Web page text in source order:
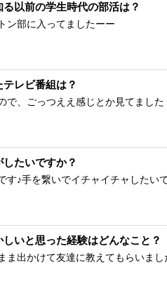
以前の学生時代の部活は？
ン部に入ってましたーー
レビ番組は？
で、ごっつええ感じとか見てました
たいですか？
す♪手を繋いでイチャイチャしたい
いと思った経験はどんなこと？
ま出かけて友達に教えてもらいまし